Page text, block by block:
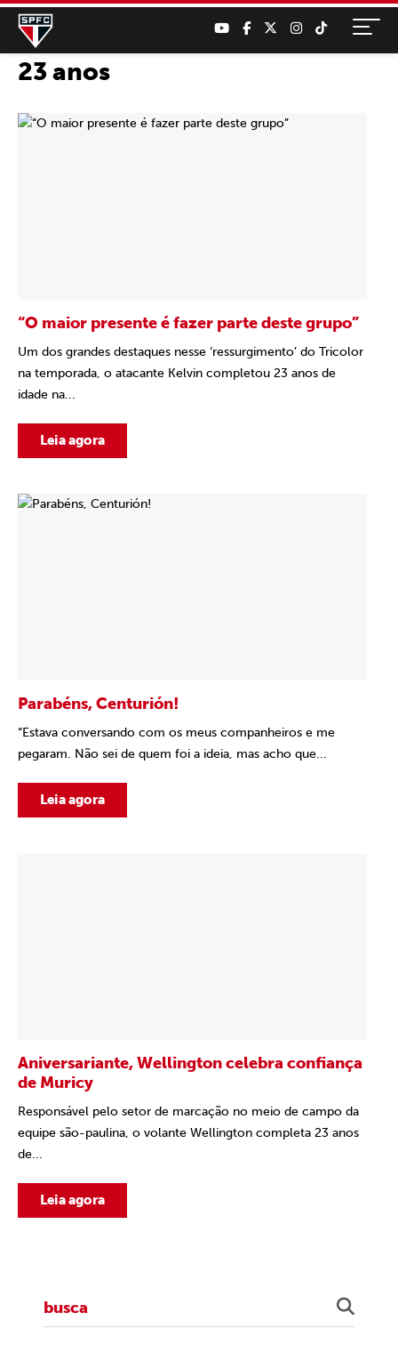
23 anos
“O maior presente é fazer parte deste grupo”
Um dos grandes destaques nesse ‘ressurgimento’ do Tricolor
na temporada, o atacante Kelvin completou 23 anos de
idade na...
Leia agora
Parabéns, Centurión!
“Estava conversando com os meus companheiros e me
pegaram. Não sei de quem foi a ideia, mas acho que...
Leia agora
Aniversariante, Wellington celebra confiança
de Muricy
Responsável pelo setor de marcação no meio de campo da
equipe são-paulina, o volante Wellington completa 23 anos
de...
Leia agora